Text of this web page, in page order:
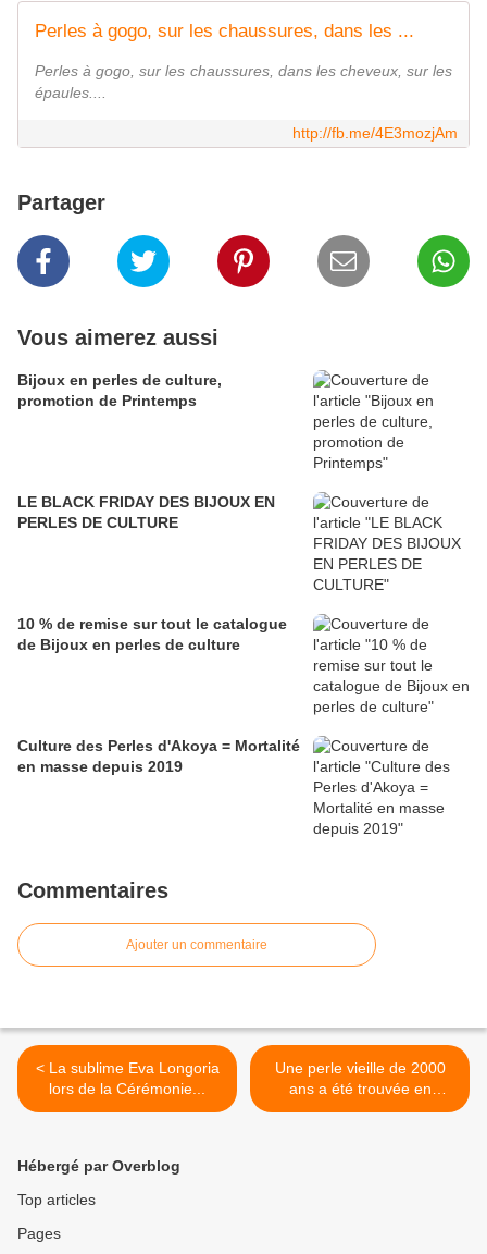
Perles à gogo, sur les chaussures, dans les ...
Perles à gogo, sur les chaussures, dans les cheveux, sur les
épaules....
http://fb.me/4E3mozjAm
Partager
Vous aimerez aussi
Bijoux en perles de culture,
promotion de Printemps
LE BLACK FRIDAY DES BIJOUX EN
PERLES DE CULTURE
10 % de remise sur tout le catalogue
de Bijoux en perles de culture
Culture des Perles d'Akoya = Mortalité
en masse depuis 2019
Commentaires
Ajouter un commentaire
< La sublime Eva Longoria
lors de la Cérémonie...
Une perle vieille de 2000
ans a été trouvée en
Australie >
Hébergé par Overblog
Top articles
Pages